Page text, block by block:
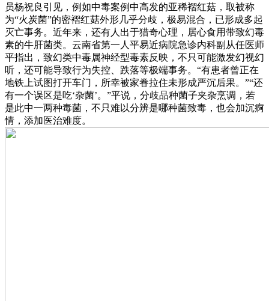
员杨祝良引见，例如中毒案例中高发的亚稀褶红菇，取被称
为“火炭菌”的密褶红菇外形几乎分歧，极易混合，已形成多起
灭亡事务。近年来，还有人出于猎奇心理，居心食用带致幻毒
素的牛肝菌类。云南省第一人平易近病院急诊内科副从任医师
平指出，致幻类中毒属神经型毒素反映，不只可能激发幻视幻
听，还可能导致行为失控、跌落等极端事务。“有患者曾正在
地铁上试图打开车门，所幸被家眷拉住未形成严沉后果。”“还
有一个误区是吃‘杂菌’。”平说，分歧品种菌子夹杂烹调，若
是此中一两种毒菌，不只难以分辨是哪种菌致毒，也会加沉痾
情，添加医治难度。